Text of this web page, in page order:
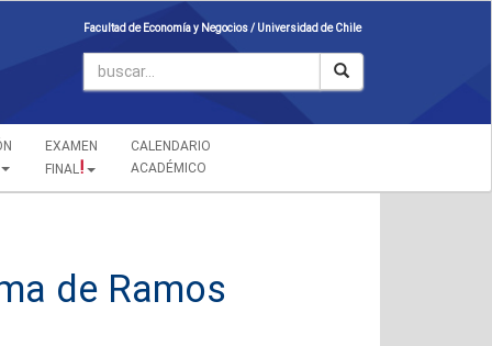
Facultad de Economía y Negocios / Universidad de Chile
EXAMEN
FINAL!
CALENDARIO
ACADÉMICO
de Ramos